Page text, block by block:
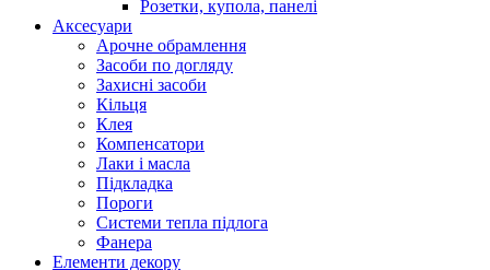
Розетки, купола, панелі
Аксесуари
Арочне обрамлення
Засоби по догляду
Захисні засоби
Кільця
Клея
Компенсатори
Лаки і масла
Підкладка
Пороги
Системи тепла підлога
Фанера
Елементи декору